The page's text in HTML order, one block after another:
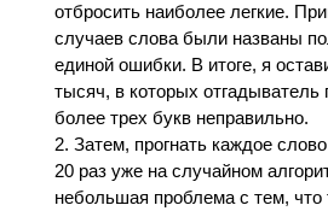
отбросить наиболее легкие.
случаев слова были названы
единой ошибки. В итоге, я
тысяч, в которых отгадыватель
более трех букв неправильно.
Затем, прогнать каждое
20 раз уже на случайном
небольшая проблема с тем, что